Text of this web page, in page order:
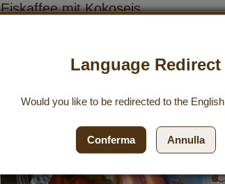
Eiskaffee mit Kokoseis
Kokoseis: Fertig...Language Redirect
Would you like to be redirected to the English
Conferma Annulla